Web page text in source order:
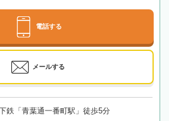
電話する
メールする
鉄「青葉通一番町駅」徒歩5分